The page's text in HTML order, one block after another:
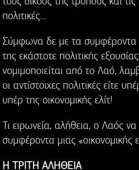
πολιτικές…
Σύμφωνα δε με τα συμφέροντα
της εκάστοτε πολιτικής
νομιμοποιείται από το Λαό,
οι αντίστοιχες πολιτικές είτε
υπέρ της οικονομικής ελίτ!
Τι ειρωνεία, αλήθεια, ο Λαός να
συμφέροντα μιας «οικονομικής
Η ΤΡΙΤΗ ΑΛΗΘΕΙΑ